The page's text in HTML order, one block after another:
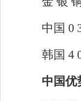
中国 0
韩国 4
中国优